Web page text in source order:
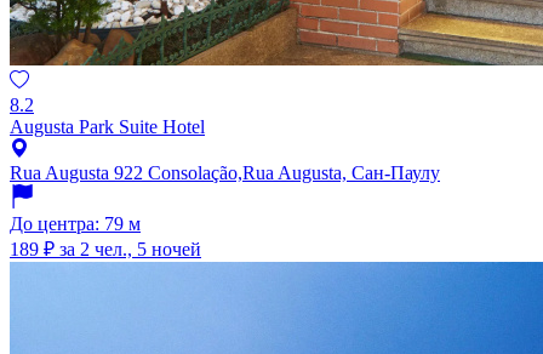
8.2
Augusta Park Suite Hotel
Rua Augusta 922 Consolação,Rua Augusta, Сан-Паулу
До центра: 79 м
189 ₽ за 2 чел., 5 ночей